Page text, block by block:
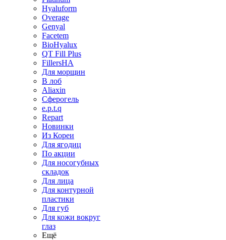
Hyaluform
Overage
Genyal
Facetem
BioHyalux
QT Fill Plus
FillersHA
Для морщин
В лоб
Aliaxin
Сферогель
e.p.t.q
Repart
Новинки
Из Кореи
Для ягодиц
По акции
Для носогубных
складок
Для лица
Для контурной
пластики
Для губ
Для кожи вокруг
глаз
Ещё